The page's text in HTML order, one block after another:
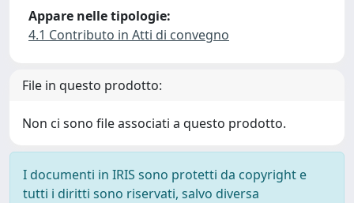
Appare nelle tipologie:
4.1 Contributo in Atti di convegno
File in questo prodotto:
Non ci sono file associati a questo prodotto.
I documenti in IRIS sono protetti da copyright e
tutti i diritti sono riservati, salvo diversa